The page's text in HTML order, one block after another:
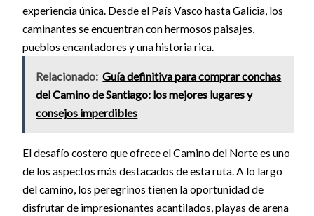
experiencia única. Desde el País Vasco hasta Galicia, los
caminantes se encuentran con hermosos paisajes,
pueblos encantadores y una historia rica.
Relacionado: Guía definitiva para comprar conchas
del Camino de Santiago: los mejores lugares y
consejos imperdibles
El desafío costero que ofrece el Camino del Norte es uno
de los aspectos más destacados de esta ruta. A lo largo
del camino, los peregrinos tienen la oportunidad de
disfrutar de impresionantes acantilados, playas de arena